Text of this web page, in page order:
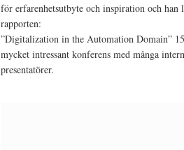
för erfarenhetsutbyte och inspiration och han
rapporten:
”Digitalization in the Automation Domain”
mycket intressant konferens med många
presentatörer.